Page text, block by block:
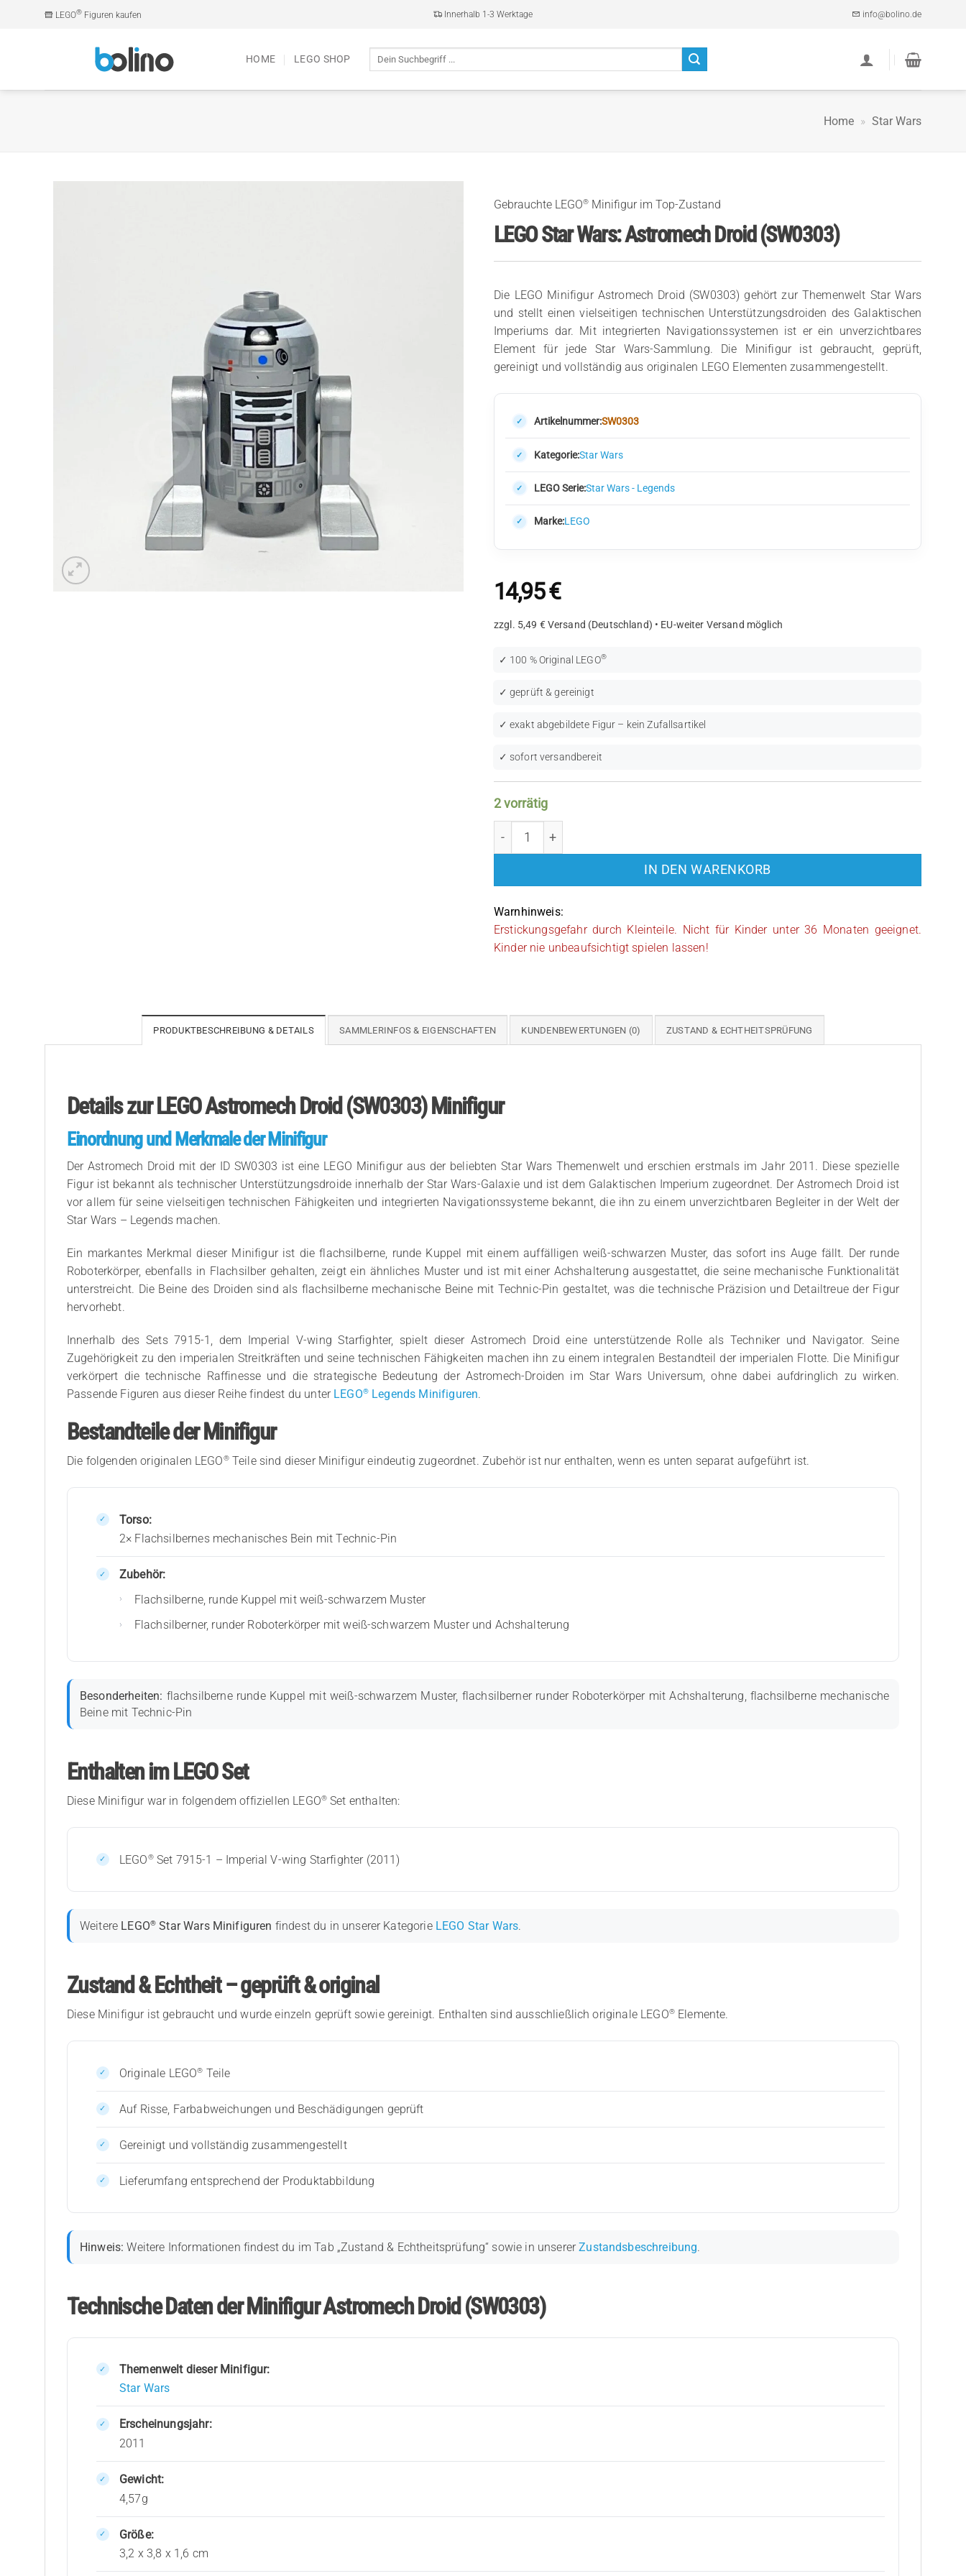
LEGO® Figuren kaufen Innerhalb 1-3 Werktage info@bolino.de
HOME LEGO SHOP
Suche
Home » Star Wars
Gebrauchte LEGO® Minifigur im Top-Zustand
LEGO Star Wars: Astromech Droid (SW0303)
Die LEGO Minifigur Astromech Droid (SW0303) gehört zur Themenwelt Star Wars
und stellt einen vielseitigen technischen Unterstützungsdroiden des Galaktischen
Imperiums dar. Mit integrierten Navigationssystemen ist er ein unverzichtbares
Element für jede Star Wars-Sammlung. Die Minifigur ist gebraucht, geprüft,
gereinigt und vollständig aus originalen LEGO Elementen zusammengestellt.
Artikelnummer:SW0303
Kategorie:Star Wars
LEGO Serie:Star Wars - Legends
Marke:LEGO
14,95€
zzgl. 5,49 € Versand (Deutschland) • EU-weiter Versand möglich
✓ 100 % Original LEGO®
✓ geprüft & gereinigt
✓ exakt abgebildete Figur – kein Zufallsartikel
✓ sofort versandbereit
2 vorrätig
IN DEN WARENKORB
Warnhinweis:
Erstickungsgefahr durch Kleinteile. Nicht für Kinder unter 36 Monaten geeignet.
Kinder nie unbeaufsichtigt spielen lassen!
PRODUKTBESCHREIBUNG & DETAILS SAMMLERINFOS & EIGENSCHAFTEN KUNDENBEWERTUNGEN (0) ZUSTAND & ECHTHEITSPRÜFUNG
Details zur LEGO Astromech Droid (SW0303) Minifigur
Einordnung und Merkmale der Minifigur
Der Astromech Droid mit der ID SW0303 ist eine LEGO Minifigur aus der beliebten Star Wars Themenwelt und erschien erstmals im Jahr 2011. Diese spezielle
Figur ist bekannt als technischer Unterstützungsdroide innerhalb der Star Wars-Galaxie und ist dem Galaktischen Imperium zugeordnet. Der Astromech Droid ist
vor allem für seine vielseitigen technischen Fähigkeiten und integrierten Navigationssysteme bekannt, die ihn zu einem unverzichtbaren Begleiter in der Welt der
Star Wars – Legends machen.
Ein markantes Merkmal dieser Minifigur ist die flachsilberne, runde Kuppel mit einem auffälligen weiß-schwarzen Muster, das sofort ins Auge fällt. Der runde
Roboterkörper, ebenfalls in Flachsilber gehalten, zeigt ein ähnliches Muster und ist mit einer Achshalterung ausgestattet, die seine mechanische Funktionalität
unterstreicht. Die Beine des Droiden sind als flachsilberne mechanische Beine mit Technic-Pin gestaltet, was die technische Präzision und Detailtreue der Figur
hervorhebt.
Innerhalb des Sets 7915-1, dem Imperial V-wing Starfighter, spielt dieser Astromech Droid eine unterstützende Rolle als Techniker und Navigator. Seine
Zugehörigkeit zu den imperialen Streitkräften und seine technischen Fähigkeiten machen ihn zu einem integralen Bestandteil der imperialen Flotte. Die Minifigur
verkörpert die technische Raffinesse und die strategische Bedeutung der Astromech-Droiden im Star Wars Universum, ohne dabei aufdringlich zu wirken.
Passende Figuren aus dieser Reihe findest du unter LEGO®Legends Minifiguren.
Bestandteile der Minifigur
Die folgenden originalen LEGO®Teile sind dieser Minifigur eindeutig zugeordnet. Zubehör ist nur enthalten, wenn es unten separat aufgeführt ist.
Torso:
2× Flachsilbernes mechanisches Bein mit Technic-Pin
Zubehör:
Flachsilberne, runde Kuppel mit weiß-schwarzem Muster
Flachsilberner, runder Roboterkörper mit weiß-schwarzem Muster und Achshalterung
Besonderheiten: flachsilberne runde Kuppel mit weiß-schwarzem Muster, flachsilberner runder Roboterkörper mit Achshalterung, flachsilberne mechanische
Beine mit Technic-Pin
Enthalten im LEGO Set
Diese Minifigur war in folgendem offiziellen LEGO® Set enthalten:
LEGO®Set 7915-1 – Imperial V-wing Starfighter (2011)
Weitere LEGO® Star Wars Minifiguren findest du in unserer Kategorie LEGO Star Wars.
Zustand & Echtheit – geprüft & original
Diese Minifigur ist gebraucht und wurde einzeln geprüft sowie gereinigt. Enthalten sind ausschließlich originale LEGO®Elemente.
Originale LEGO® Teile
Auf Risse, Farbabweichungen und Beschädigungen geprüft
Gereinigt und vollständig zusammengestellt
Lieferumfang entsprechend der Produktabbildung
Hinweis: Weitere Informationen findest du im Tab „Zustand & Echtheitsprüfung“ sowie in unsererZustandsbeschreibung.
Technische Daten der Minifigur Astromech Droid (SW0303)
Themenwelt dieser Minifigur:
Star Wars
Erscheinungsjahr:
2011
Gewicht:
4,57g
Größe:
3,2 x 3,8 x 1,6 cm